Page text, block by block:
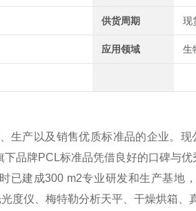
供货周期 现
应用领域 生
生产以及销售优质标准品的企业。
品牌PCL标准品凭借良好的口碑与优
已建成300 m2专业研发和生产基地
度仪、梅特勒分析天平、干燥烘箱、